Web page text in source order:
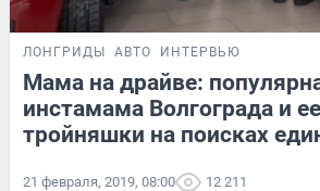
ЛОНГРИДЫ АВТО ИНТЕРВЬЮ
Мама на драйве:
инстамама Волгограда и
тройняшки на поисках
21 февраля, 2019, 08:00 12 211